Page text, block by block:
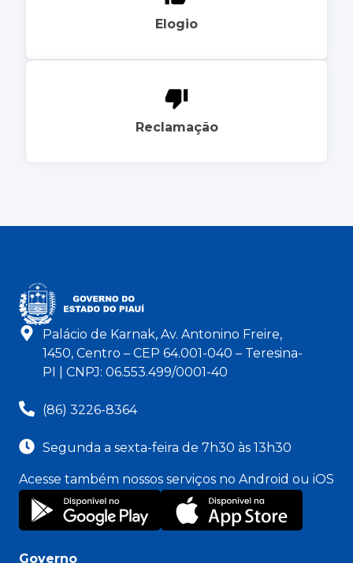
Elogio
Reclamação
Palácio de Karnak, Av. Antonino Freire,
1450, Centro – CEP 64.001-040 – Teresina-
PI | CNPJ: 06.553.499/0001-40
(86) 3226-8364
Segunda a sexta-feira de 7h30 às 13h30
Acesse também nossos serviços no Android ou iOS
Governo